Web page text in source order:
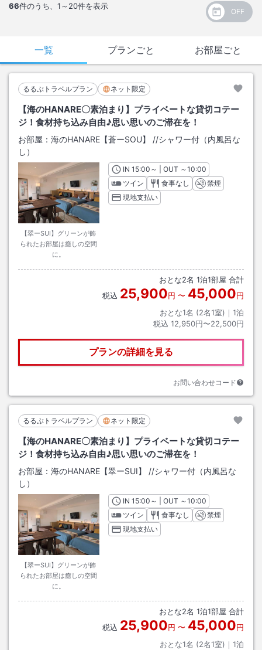
66件のうち、 1～20件を表示
一覧 プランごと お部屋ごと
るるぶトラベルプラン ネット限定
【海のHANARE〇素泊まり】プライベートな貸切コテー
ジ！食材持ち込み自由♪思い思いのご滞在を！
お部屋： 海のHANARE【蒼ーSOU】 //シャワー付（内風呂な
し）
【翠ーSUI】グリーンが飾
られたお部屋は癒しの空間
に。
INチェックイン
15:00 ～ | OUT チェックアウト
～10:00
ツイン
食事なし
禁煙
現地支払い
おとな2名 1泊1部屋 合計
税込 25,900円 〜 45,000円
おとな1名 (2名1室)｜ 1泊
税込 12,950円〜22,500円
プランの詳細を見る
お問い合わせコード
るるぶトラベルプラン ネット限定
【海のHANARE〇素泊まり】プライベートな貸切コテー
ジ！食材持ち込み自由♪思い思いのご滞在を！
お部屋： 海のHANARE【翠ーSUI】 //シャワー付（内風呂な
し）
【翠ーSUI】グリーンが飾
られたお部屋は癒しの空間
に。
INチェックイン
15:00 ～ | OUT チェックアウト
～10:00
ツイン
食事なし
禁煙
現地支払い
おとな2名 1泊1部屋 合計
税込 25,900円 〜 45,000円
おとな1名 (2名1室)｜ 1泊